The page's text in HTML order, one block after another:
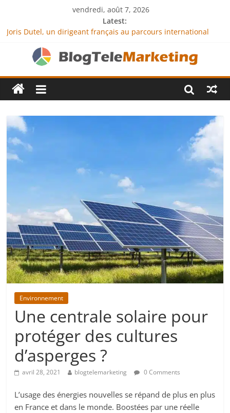
vendredi, août 7, 2026
Latest:
Joris Dutel, un dirigeant français au parcours international
Agria Assurance Animaux : comment l’entreprise se
démarque-t-elle de la concurrence ?
JCA Academy : l’excellence au service de l’indépendance
financière
Denis Bouclon : la diplomatie éducative comme moteur de
Next Terra International : des solutions logistiques au service
du commerce international
Environnement
Une centrale solaire pour
protéger des cultures
d’asperges ?
avril 28, 2021 blogtelemarketing 0 Comments
L’usage des énergies nouvelles se répand de plus en plus
en France et dans le monde. Boostées par une réelle